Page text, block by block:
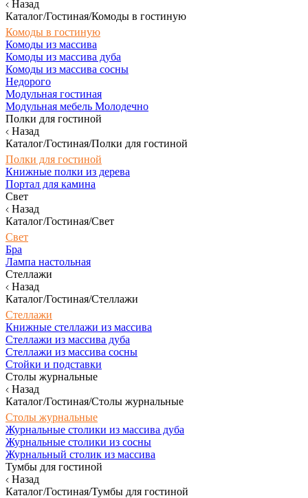
Назад
Каталог/Гостиная/Комоды в гостиную
Комоды в гостиную
Комоды из массива
Комоды из массива дуба
Комоды из массива сосны
Недорого
Модульная гостиная
Модульная мебель Молодечно
Полки для гостиной
Назад
Каталог/Гостиная/Полки для гостиной
Полки для гостиной
Книжные полки из дерева
Портал для камина
Свет
Назад
Каталог/Гостиная/Свет
Свет
Бра
Лампа настольная
Стеллажи
Назад
Каталог/Гостиная/Стеллажи
Стеллажи
Книжные стеллажи из массива
Стеллажи из массива дуба
Стеллажи из массива сосны
Стойки и подставки
Столы журнальные
Назад
Каталог/Гостиная/Столы журнальные
Столы журнальные
Журнальные столики из массива дуба
Журнальные столики из сосны
Журнальный столик из массива
Тумбы для гостиной
Назад
Каталог/Гостиная/Тумбы для гостиной